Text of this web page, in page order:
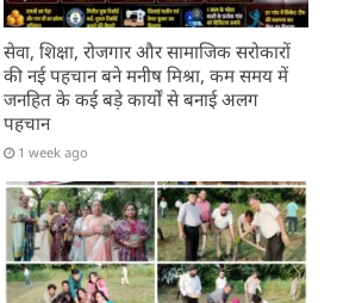
सेवा, शिक्षा, रोजगार और सामाजिक सरोकारों
की नई पहचान बने मनीष मिश्रा, कम समय में
जनहित के कई बड़े कार्यों से बनाई अलग
पहचान
1 week ago